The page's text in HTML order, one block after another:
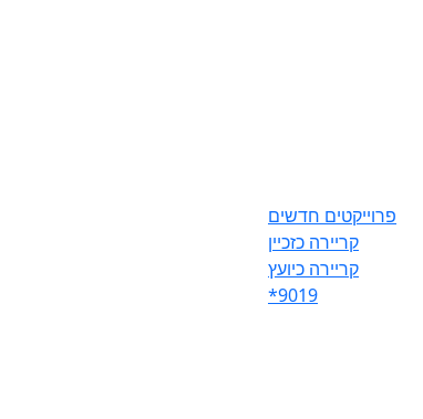
פרוייקטים חדשים
קריירה כזכיין
קריירה כיועץ
*9019